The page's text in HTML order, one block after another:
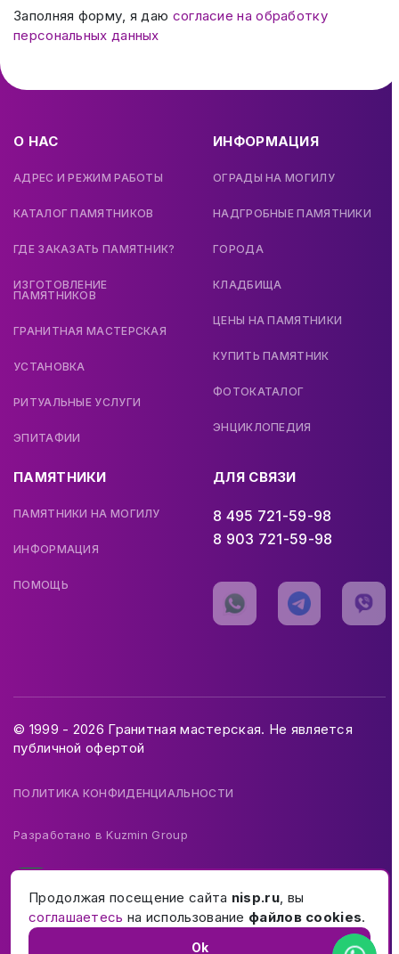
Заполняя форму, я даю согласие на обработку
персональных данных
О НАС
АДРЕС И РЕЖИМ РАБОТЫ
КАТАЛОГ ПАМЯТНИКОВ
ГДЕ ЗАКАЗАТЬ ПАМЯТНИК?
ИЗГОТОВЛЕНИЕ
ПАМЯТНИКОВ
ГРАНИТНАЯ МАСТЕРСКАЯ
УСТАНОВКА
РИТУАЛЬНЫЕ УСЛУГИ
ЭПИТАФИИ
ИНФОРМАЦИЯ
ОГРАДЫ НА МОГИЛУ
НАДГРОБНЫЕ ПАМЯТНИКИ
ГОРОДА
КЛАДБИЩА
ЦЕНЫ НА ПАМЯТНИКИ
КУПИТЬ ПАМЯТНИК
ФОТОКАТАЛОГ
ЭНЦИКЛОПЕДИЯ
ПАМЯТНИКИ
ПАМЯТНИКИ НА МОГИЛУ
ИНФОРМАЦИЯ
ПОМОЩЬ
ДЛЯ СВЯЗИ
8 495 721-59-98
8 903 721-59-98
© 1999 - 2026 Гранитная мастерская. Не является
публичной офертой
ПОЛИТИКА КОНФИДЕНЦИАЛЬНОСТИ
Разработано вKuzmin Group
Продолжая посещение сайта nisp.ru, вы
соглашаетесь на использование файлов cookies.
Ok